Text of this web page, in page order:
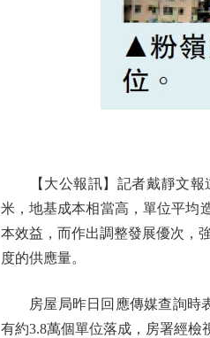
【大公報訊】記者戴靜文報道
米，地基成本相當高，單位平均
本效益，而作出調整發展優次，
度的供應量。
房屋局昨日回應傳媒查詢時表
有約3.8萬個單位落成，房署經檢